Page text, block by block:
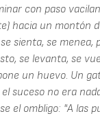
con paso
hacia un montón
sienta, se menea,
se levanta, se
un huevo. Un
suceso no era
el ombligo: "A las